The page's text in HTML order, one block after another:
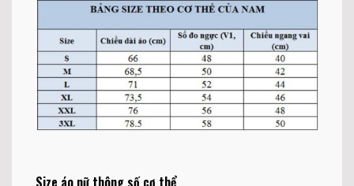
Size áo nữ thông số cơ thể